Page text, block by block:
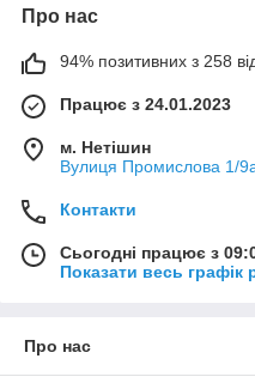
Про нас
94% позитивних з 258
Працює з 24.01.2023
м. Нетішин
Вулиця Промислова 1/
Контакти
Сьогодні працює з
Показати весь графік
Про нас